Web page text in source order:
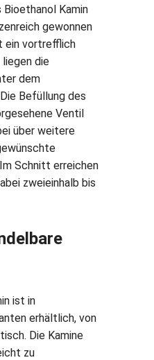
Kamin
gewonnen
ein vortrefflich
die
dem
Befüllung des
Ventil
über weitere
Schnitt erreichen
zweieinhalb bis
ist in
erhältlich, von
Die Kamine
zu